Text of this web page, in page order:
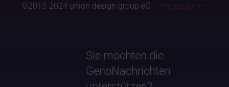
©2015-2024 union design group eG – Impressum –
Sie möchten die
GenoNachrichten